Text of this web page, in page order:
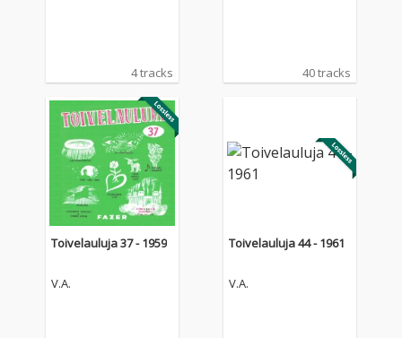
4 tracks 40 tracks
Toivelauluja 37 - 1959
V.A.
Toivelauluja 44 - 1961
V.A.